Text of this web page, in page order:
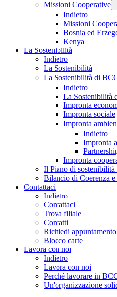
Missioni Cooperative
Indietro
Missioni
Bosnia ed
Kenya
La Sostenibilità
Indietro
La Sostenibilità
La Sostenibilità di
Indietro
La Sostenibilità
Impronta
Impronta sociale
Impronta
Indietro
Impronta
Impronta
Il Piano di sostenibilità
Bilancio di Coerenza
Contattaci
Indietro
Contattaci
Trova filiale
Contatti
Richiedi appuntamento
Blocco carte
Lavora con noi
Indietro
Lavora con noi
Perché lavorare in
Un'organizzazione